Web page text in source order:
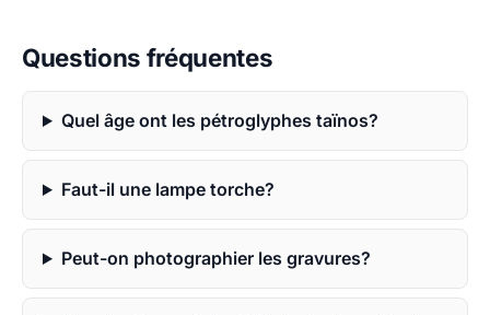
Questions fréquentes
Quel âge ont les pétroglyphes taïnos?
Faut-il une lampe torche?
Peut-on photographier les gravures?